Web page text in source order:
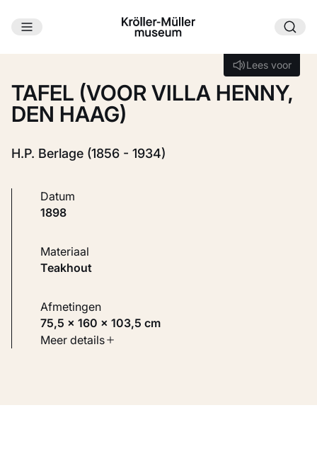
Ga naar hoofdinhoud
Lees voor
Lees voor
TAFEL (VOOR VILLA HENNY,
DEN HAAG)
H.P. Berlage (1856 - 1934)
Datum
1898
Materiaal
Teakhout
Afmetingen
75,5 × 160 × 103,5 cm
Soort werk
Meer details